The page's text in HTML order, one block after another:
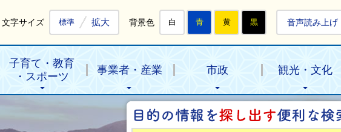
文字サイズ 標準 拡大 背景色 白 青 黄 黒 音声読み上げ
子育て・教育
・スポーツ
事業者・産業 市政 観光・文化